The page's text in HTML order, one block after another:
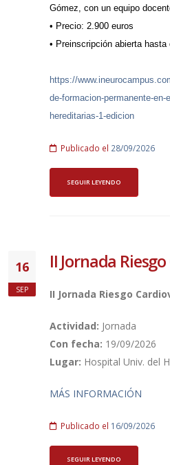
Gómez, con un equipo
• Precio: 2.900 euros
• Preinscripción abierta
https://
de-formacion-permanente-en-
hereditarias-1-edicion
Publicado el 28/09/2026
SEGUIR LEYENDO
16
SEP
II Jornada
II Jornada Riesgo
Actividad: Jornada
Con fecha: 19/09/2026
Lugar: Hospital Univ. del
MÁS INFORMACIÓN
Publicado el 16/09/2026
SEGUIR LEYENDO